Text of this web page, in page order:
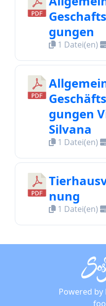
gungen
1 Datei(en)
gungen
Silvana
1 Datei(en)
nung
1 Datei(en)
Powered